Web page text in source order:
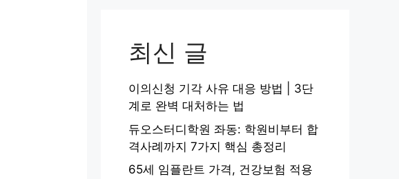
최신 글
이의신청 기각 사유 대응 방법 | 3단
계로 완벽 대처하는 법
듀오스터디학원 좌동: 학원비부터 합
격사례까지 7가지 핵심 총정리
65세 임플란트 가격, 건강보험 적용